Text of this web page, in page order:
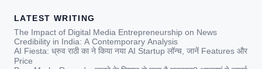
LATEST WRITING
The Impact of Digital Media Entrepreneurship on News
Credibility in India: A Contemporary Analysis
AI Fiesta: ध्रुव राठी का ने किया नया AI Startup लॉन्च, जानें Features और
Price